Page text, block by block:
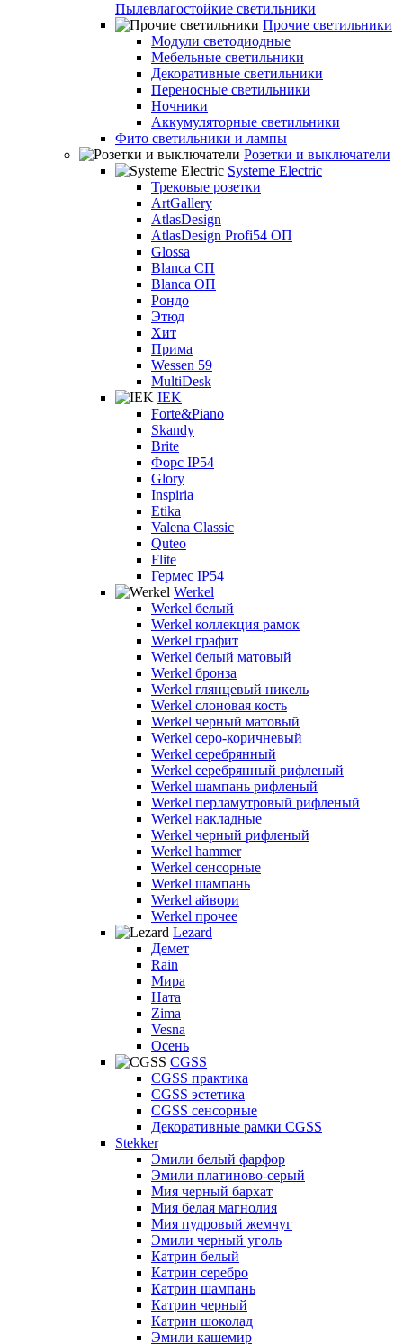
Пылевлагостойкие светильники
Прочие светильники
Модули светодиодные
Мебельные светильники
Декоративные светильники
Переносные светильники
Ночники
Аккумуляторные светильники
Фито светильники и лампы
Розетки и выключатели
Systeme Electric
Трековые розетки
ArtGallery
AtlasDesign
AtlasDesign Profi54 ОП
Glossa
Blanca СП
Blanca ОП
Рондо
Этюд
Хит
Прима
Wessen 59
MultiDesk
IEK
Forte&Piano
Skandy
Brite
Форс IP54
Glory
Inspiria
Etika
Valena Classic
Quteo
Flite
Гермес IP54
Werkel
Werkel белый
Werkel коллекция рамок
Werkel графит
Werkel белый матовый
Werkel бронза
Werkel глянцевый никель
Werkel слоновая кость
Werkel черный матовый
Werkel серо-коричневый
Werkel серебрянный
Werkel серебрянный рифленый
Werkel шампань рифленый
Werkel перламутровый рифленый
Werkel накладные
Werkel черный рифленый
Werkel hammer
Werkel сенсорные
Werkel шампань
Werkel айвори
Werkel прочее
Lezard
Демет
Rain
Мира
Ната
Zima
Vesna
Осень
CGSS
CGSS практика
CGSS эстетика
CGSS сенсорные
Декоративные рамки CGSS
Stekker
Эмили белый фарфор
Эмили платиново-серый
Мия черный бархат
Мия белая магнолия
Мия пудровый жемчуг
Эмили черный уголь
Катрин белый
Катрин серебро
Катрин шампань
Катрин черный
Катрин шоколад
Эмили кашемир